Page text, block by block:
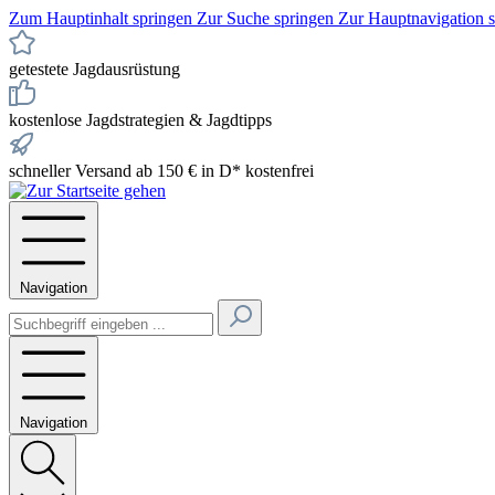
Zum Hauptinhalt springen Zur Suche springen Zur Hauptnavigation
getestete Jagdausrüstung
kostenlose Jagdstrategien & Jagdtipps
schneller Versand ab 150 € in D* kostenfrei
Navigation
Navigation